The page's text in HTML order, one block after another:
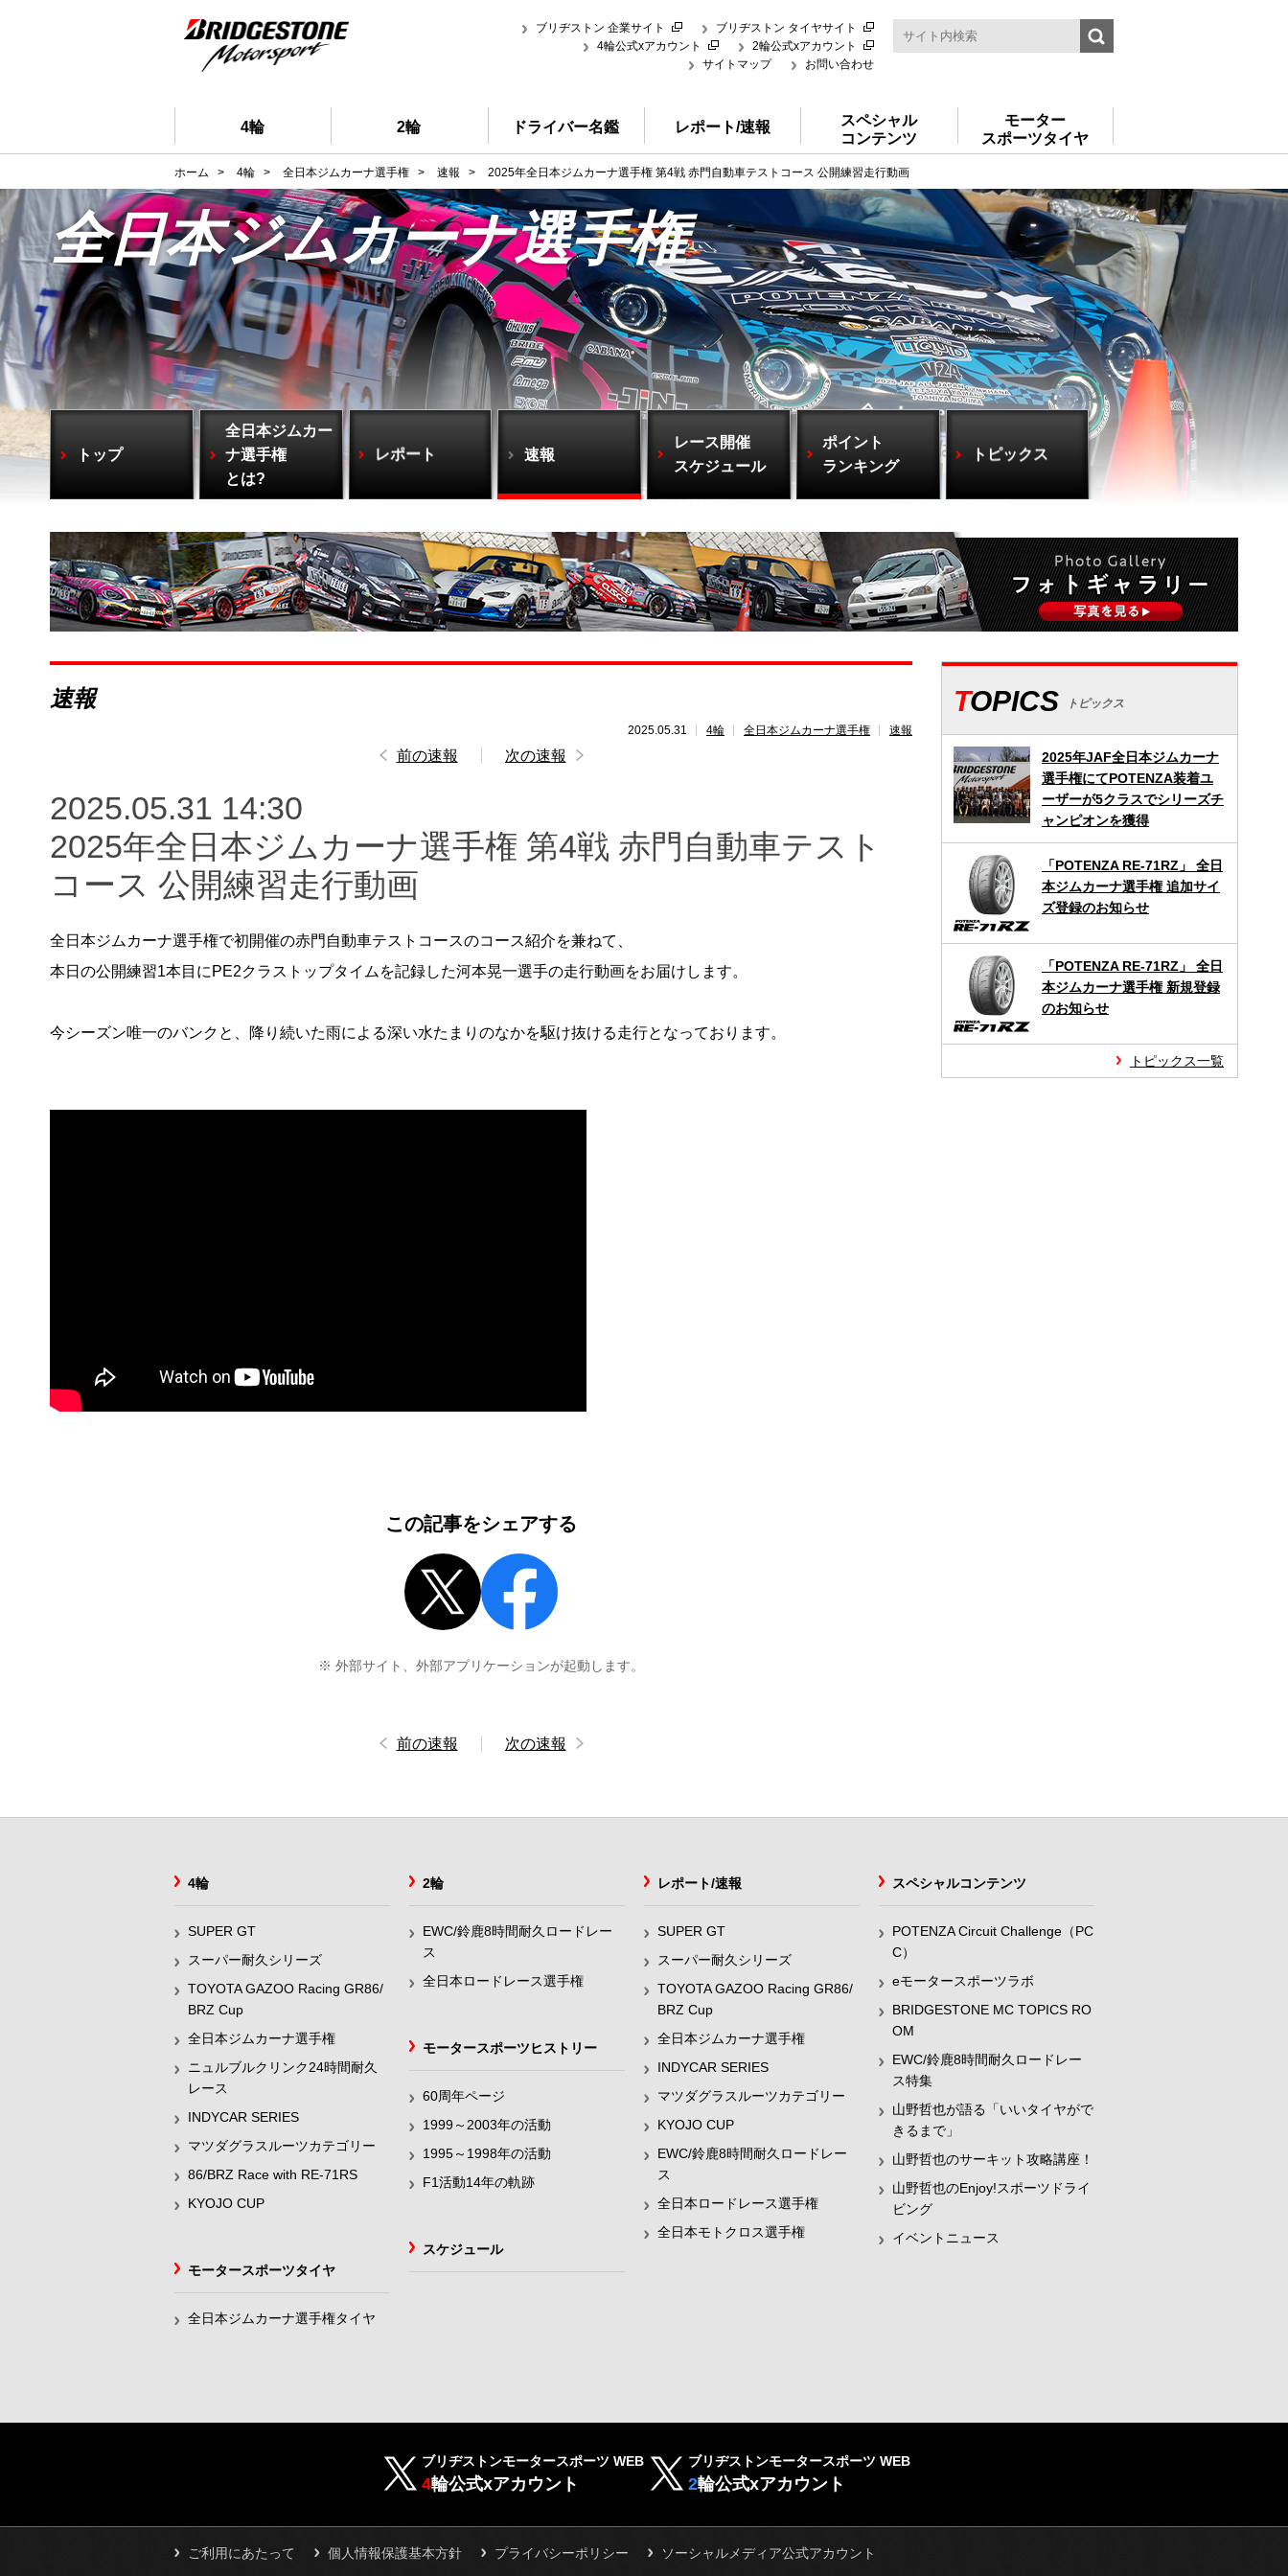
ブリヂストン 企業サイト
ブリヂストン タイヤサイト
4輪公式xアカウント
2輪公式xアカウント
サイトマップ
お問い合わせ
4輪 2輪 ドライバー名鑑 レポート/速報
スペシャル
コンテンツ
モーター
スポーツタイヤ
ホーム > 4輪 > 全日本ジムカーナ選手権 > 速報 > 2025年全日本ジムカーナ選手権 第4戦 赤門自動車テストコース 公開練習走行動画
全日本ジムカーナ選手権
トップ
全日本ジムカー
ナ選手権
とは?
レポート 速報
レース開催
スケジュール
ポイント
ランキング
トピックス
速報
2025.05.31 4輪 全日本ジムカーナ選手権 速報
前の速報 次の速報
2025.05.31 14:30
2025年全日本ジムカーナ選手権 第4戦 赤門自動車テスト
コース 公開練習走行動画
全日本ジムカーナ選手権で初開催の赤門自動車テストコースのコース紹介を兼ねて、
本日の公開練習1本目にPE2クラストップタイムを記録した河本晃一選手の走行動画をお届けします。
今シーズン唯一のバンクと、降り続いた雨による深い水たまりのなかを駆け抜ける走行となっております。
この記事をシェアする
※ 外部サイト、外部アプリケーションが起動します。
前の速報 次の速報
TOPICS トピックス
2025年JAF全日本ジムカーナ
選手権にてPOTENZA装着ユ
ーザーが5クラスでシリーズチ
ャンピオンを獲得
「POTENZA RE-71RZ」 全日
本ジムカーナ選手権 追加サイ
ズ登録のお知らせ
「POTENZA RE-71RZ」 全日
本ジムカーナ選手権 新規登録
のお知らせ
トピックス一覧
4輪
SUPER GT
スーパー耐久シリーズ
TOYOTA GAZOO Racing GR86/
BRZ Cup
全日本ジムカーナ選手権
ニュルブルクリンク24時間耐久
レース
INDYCAR SERIES
マツダグラスルーツカテゴリー
86/BRZ Race with RE-71RS
KYOJO CUP
2輪
EWC/鈴鹿8時間耐久ロードレー
ス
全日本ロードレース選手権
レポート/速報
SUPER GT
スーパー耐久シリーズ
TOYOTA GAZOO Racing GR86/
BRZ Cup
全日本ジムカーナ選手権
INDYCAR SERIES
マツダグラスルーツカテゴリー
KYOJO CUP
EWC/鈴鹿8時間耐久ロードレー
ス
全日本ロードレース選手権
全日本モトクロス選手権
スペシャルコンテンツ
POTENZA Circuit Challenge（PC
C）
eモータースポーツラボ
BRIDGESTONE MC TOPICS RO
OM
EWC/鈴鹿8時間耐久ロードレー
ス特集
山野哲也が語る「いいタイヤがで
きるまで」
山野哲也のサーキット攻略講座！
山野哲也のEnjoy!スポーツドライ
ビング
イベントニュース
モータースポーツヒストリー
60周年ページ
1999～2003年の活動
1995～1998年の活動
F1活動14年の軌跡
スケジュール
モータースポーツタイヤ
全日本ジムカーナ選手権タイヤ
ブリヂストンモータースポーツ WEB
4輪公式xアカウント
ブリヂストンモータースポーツ WEB
2輪公式xアカウント
ご利用にあたって 個人情報保護基本方針 プライバシーポリシー ソーシャルメディア公式アカウント